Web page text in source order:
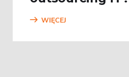
WIĘCEJ